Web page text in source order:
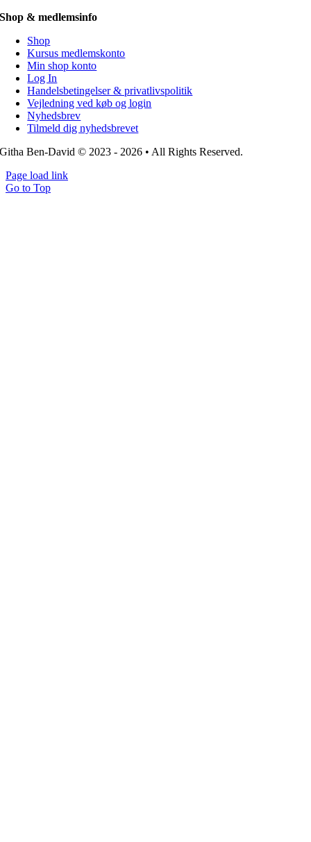
Shop & medlemsinfo
Shop
Kursus medlemskonto
Min shop konto
Log In
Handelsbetingelser & privatlivspolitik
Vejledning ved køb og login
Nyhedsbrev
Tilmeld dig nyhedsbrevet
Githa Ben-David © 2023 - 2026 • All Rights Reserved.
Page load link
Go to Top